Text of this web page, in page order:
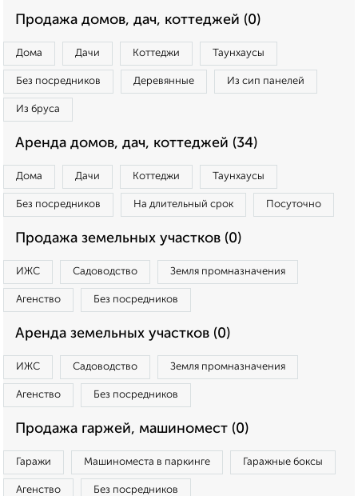
Продажа домов, дач, коттеджей (0)
Дома Дачи Коттеджи Таунхаусы
Без посредников Деревянные Из сип панелей
Из бруса
Аренда домов, дач, коттеджей (34)
Дома Дачи Коттеджи Таунхаусы
Без посредников На длительный срок Посуточно
Продажа земельных участков (0)
ИЖС Садоводство Земля промназначения
Агенство Без посредников
Аренда земельных участков (0)
ИЖС Садоводство Земля промназначения
Агенство Без посредников
Продажа гаржей, машиномест (0)
Гаражи Машиноместа в паркинге Гаражные боксы
Агенство Без посредников